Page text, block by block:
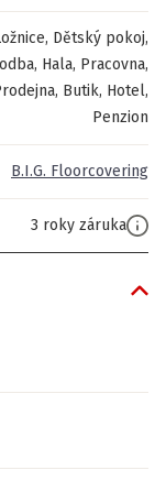
Dětský pokoj,
Hala, Pracovna,
Butik, Hotel,
Penzion
B.I.G. Floorcovering
3 roky záruka